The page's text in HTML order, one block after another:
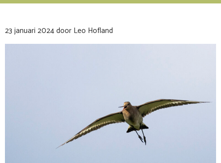
23 januari 2024door Leo Hofland